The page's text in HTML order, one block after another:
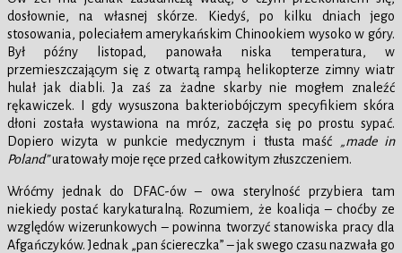
dosłownie, na własnej skórze. Kiedyś, po kilku dniach jego
stosowania, poleciałem amerykańskim Chinookiem wysoko w góry.
Był późny listopad, panowała niska temperatura, w
przemieszczającym się z otwartą rampą helikopterze zimny wiatr
hulał jak diabli. Ja zaś za żadne skarby nie mogłem znaleźć
rękawiczek. I gdy wysuszona bakteriobójczym specyfikiem skóra
dłoni została wystawiona na mróz, zaczęła się po prostu sypać.
Dopiero wizyta w punkcie medycznym i tłusta maść
„made in
Poland”uratowały moje ręce przed całkowitym złuszczeniem.
Wróćmy jednak do DFAC-ów – owa sterylność przybiera tam
niekiedy postać karykaturalną. Rozumiem, że koalicja – choćby ze
względów wizerunkowych – powinna tworzyć stanowiska pracy dla
Afgańczyków. Jednak „pan ściereczka” – jak swego czasu nazwała go